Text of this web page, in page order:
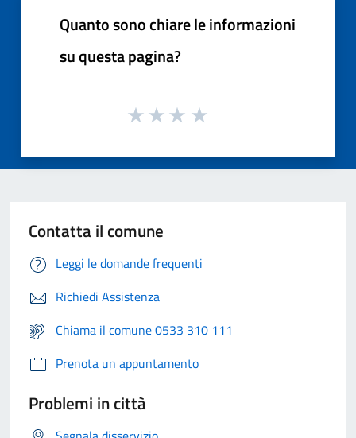
Quanto sono chiare le informazioni
su questa pagina?
Contatta il comune
Leggi le domande frequenti
Richiedi Assistenza
Chiama il comune 0533 310 111
Prenota un appuntamento
Problemi in città